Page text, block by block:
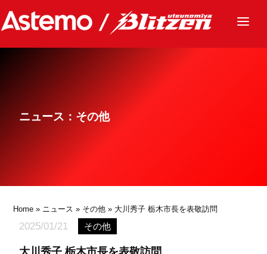
ニュース
グッズ
ニュース：その他
Home » ニュース » その他 » 大川秀子 栃木市長を表敬訪問
2025/01/21 その他
大川秀子 栃木市長を表敬訪問